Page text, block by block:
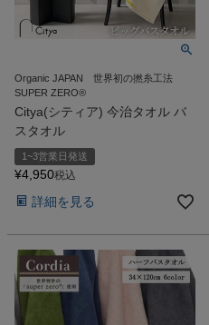
Organic JAPAN 世界初の撚糸工法
SUPER ZERO®
Citya(シティア) 今治タオル バ
スタオル
1~3営業日発送
¥4,950税込
詳細を見る